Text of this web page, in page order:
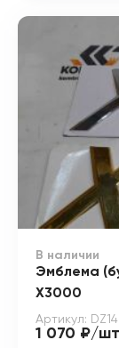
В наличии
Эмблема
X3000
Артикул:
1 070 ₽/